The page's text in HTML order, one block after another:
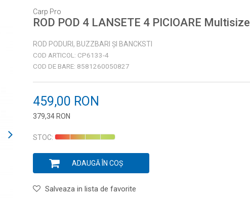
Carp Pro
ROD POD 4 LANSETE 4 PICIOARE Multisize
ROD PODURI, BUZZBARI ȘI BANCKSTI
COD ARTICOL: CP6133-4
COD DE BARE: 8581260050827
459,00 RON
379,34 RON
STOC:
ADAUGĂ ÎN COȘ
Salveaza in lista de favorite